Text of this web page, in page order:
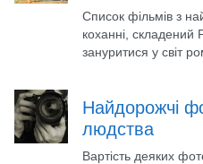
Список фільмів з
коханні, складений
зануритися у світ
Найдорожчі
людства
Вартість деяких